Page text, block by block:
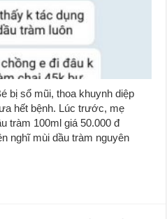
bị sổ mũi, thoa khuynh diệp
hết bệnh. Lúc trước, mẹ
tràm 100ml giá 50.000 đ
nghĩ mùi dầu tràm nguyên